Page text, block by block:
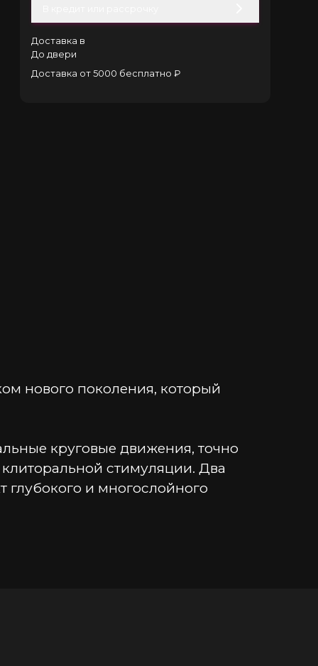
Доставка в
До двери
Доставка от 5000 бесплатно ₽
нового поколения, который
круговые движения, точно
стимуляции. Два
глубокого и многослойного